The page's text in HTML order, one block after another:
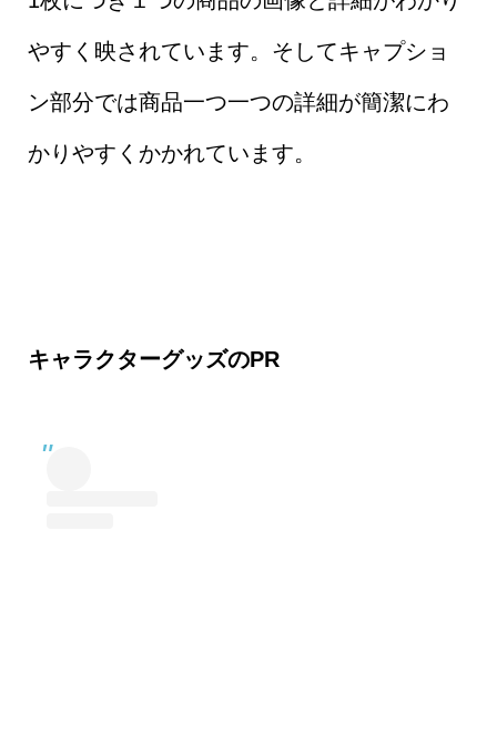
やすく映されています。そしてキャプショ
ン部分では商品一つ一つの詳細が簡潔にわ
かりやすくかかれています。
キャラクターグッズのPR